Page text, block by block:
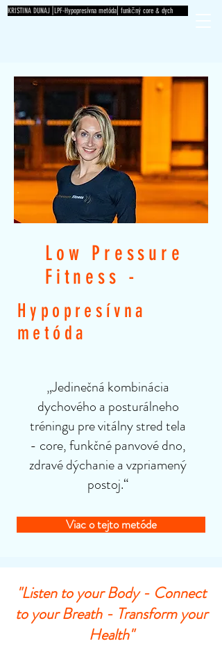
KRISTINA DUNAJ⎟LPF-Hypopresívna metóda⎜funkčný core & dych
Low Pressure
Fitness -
Hypopresívna
metóda
„Jedinečná kombinácia
dychového a posturálneho
tréningu pre vitálny stred tela
- core, funkčné panvové dno,
zdravé dýchanie a vzpriamený
postoj.“
Viac o tejto metóde
"Listen to your Body - Connect
to your Breath - Transform your
Health"